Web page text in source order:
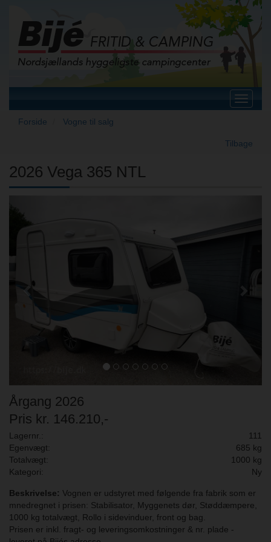
Toggle
Forside
Vogne til salg
Tilbage
2026 Vega 365 NTL
Årgang 2026
Pris kr. 146.210,-
Lagernr.:
111
Egenvægt:
685 kg
Totalvægt:
1000 kg
Kategori:
Ny
Beskrivelse: Vognen er udstyret med følgende fra fabrik som er
mnedregnet i prisen: Stabilisator, Myggenets dør, Støddæmpere,
1000 kg totalvægt, Rollo i sidevinduer, front og bag.
Prisen er inkl. fragt- og leveringsomkostninger & nr. plade -